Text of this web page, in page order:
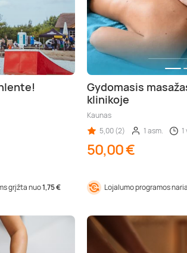
grįžta nuo1,75 €
Gydomasis
klinikoje
Kaunas
5,00 (2)
1 asm. 1
50,00 €
Lojalumo programos